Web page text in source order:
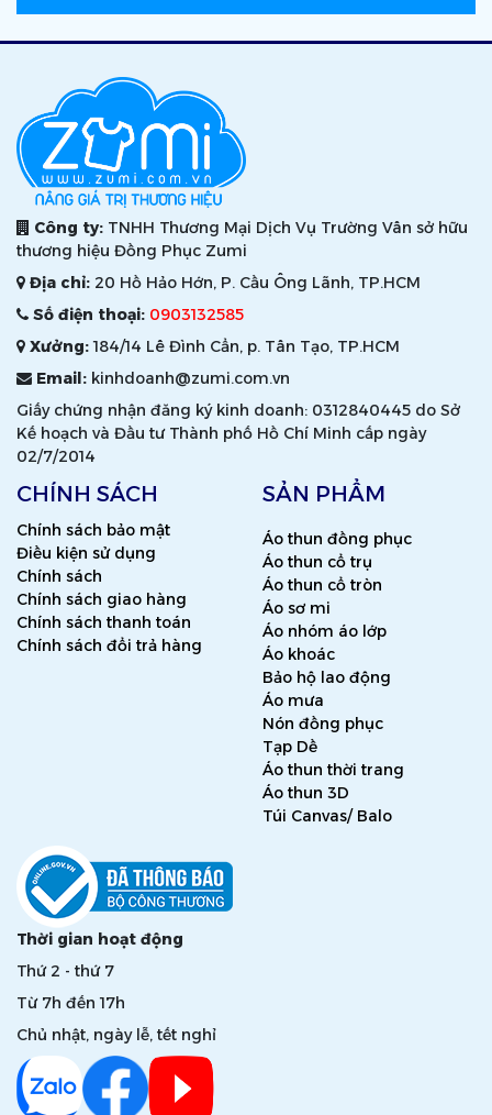
Công ty: TNHH Thương Mại Dịch Vụ Trường Vân sở hữu
thương hiệu Đồng Phục Zumi
Địa chỉ: 20 Hồ Hảo Hớn, P. Cầu Ông Lãnh, TP.HCM
Số điện thoại: 0903132585
Xưởng:184/14 Lê Đình Cẩn, p. Tân Tạo, TP.HCM
Email: kinhdoanh@zumi.com.vn
Giấy chứng nhận đăng ký kinh doanh: 0312840445 do Sở
Kế hoạch và Đầu tư Thành phố Hồ Chí Minh cấp ngày
02/7/2014
CHÍNH SÁCH
Chính sách bảo mật
Điều kiện sử dụng
Chính sách
Chính sách giao hàng
Chính sách thanh toán
Chính sách đổi trả hàng
SẢN PHẨM
Áo thun đồng phục
Áo thun cổ trụ
Áo thun cổ tròn
Áo sơ mi
Áo nhóm áo lớp
Áo khoác
Bảo hộ lao động
Áo mưa
Nón đồng phục
Tạp Dề
Áo thun thời trang
Áo thun 3D
Túi Canvas/ Balo
Thời gian hoạt động
Thứ 2 - thứ 7
Từ 7h đến 17h
Chủ nhật, ngày lễ, tết nghỉ